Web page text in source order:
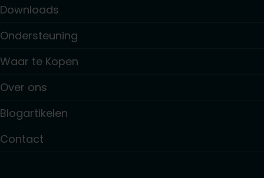
Downloads
Ondersteuning
Waar te Kopen
Over ons
Blogartikelen
Contact